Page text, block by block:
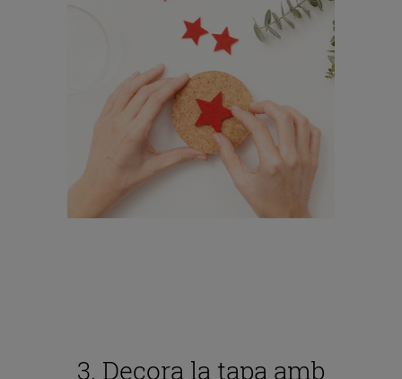
3. Decora la tapa amb